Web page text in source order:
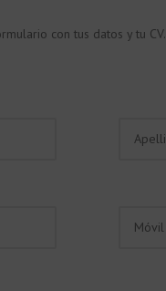
con tus datos y tu CV.